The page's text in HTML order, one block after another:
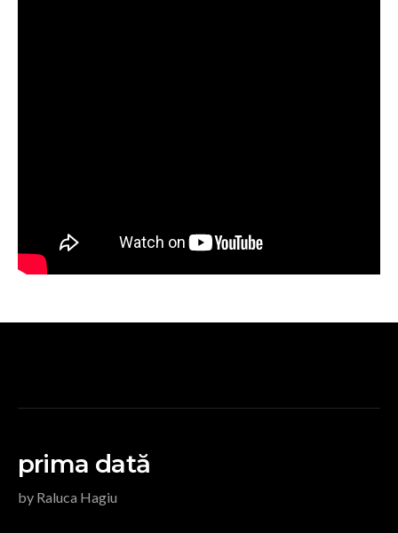
prima dată
by Raluca Hagiu